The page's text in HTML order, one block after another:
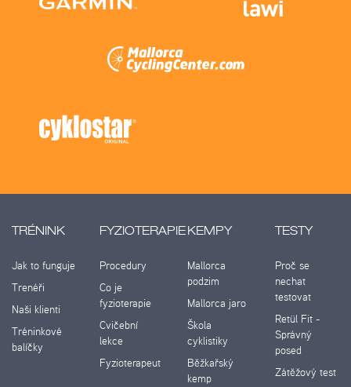
TRÉNINK
Jak to funguje
Trenéři
Naši klienti
Tréninkové
balíčky
FYZIOTERAPIE
Procedury
Co je
fyzioterapie
Cvičební
lekce
Fyzioterapeut
KEMPY
Mallorca
podzim
Mallorca jaro
Škola
cyklistiky
Běžkařský
kemp
TESTY
Proč se
nechat
testovat
Retül Fit -
Správný
posed
Zátěžový test